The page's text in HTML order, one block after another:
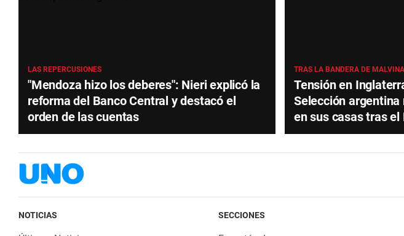
LAS REPERCUSIONES
"Mendoza hizo los deberes": Nieri explicó la
reforma del Banco Central y destacó el
orden de las cuentas
TRAS LA BANDERA DE
Tensión en
Selección
en sus casas tras el
NOTICIAS SECCIONES